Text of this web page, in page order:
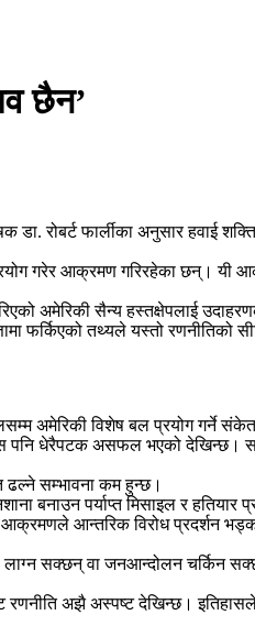
छैन’
डा. रोबर्ट फार्लीका अनुसार हवाई
गरेर आक्रमण गरिरहेका छन्। यी
अमेरिकी सैन्य हस्तक्षेपलाई
फर्किएको तथ्यले यस्तो रणनीतिको
अमेरिकी विशेष बल प्रयोग गर्ने
पनि धेरैपटक असफल भएको देखिन्छ।
ढल्ने सम्भावना कम हुन्छ।
बनाउन पर्याप्त मिसाइल र हतियार
आक्रमणले आन्तरिक विरोध प्रदर्शन
लाग्न सक्छन् वा जनआन्दोलन चर्किन
रणनीति अझै अस्पष्ट देखिन्छ।